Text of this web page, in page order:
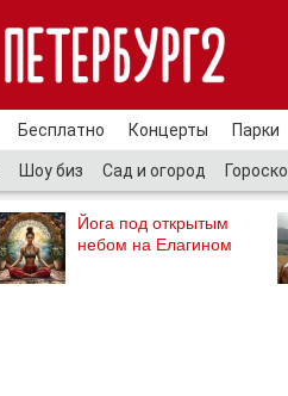
Бесплатно Концерты Парки
Шоу биз Сад и огород
Йога под открытым
небом на Елагином